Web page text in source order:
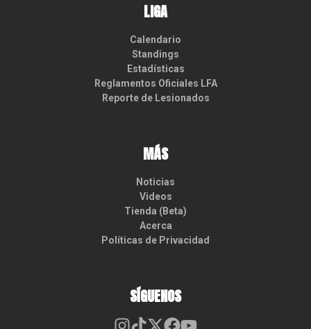
LIGA
Calendario
Standings
Estadísticas
Reglamentos Oficiales LFA
Reporte de Lesionados
MÁS
Noticias
Videos
Tienda (Beta)
Acerca
Políticas de Privacidad
SÍGUENOS